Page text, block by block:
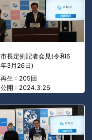
市長定例記者会見(令和6
年3月26日)
再生 : 205回
公開 : 2024.3.26